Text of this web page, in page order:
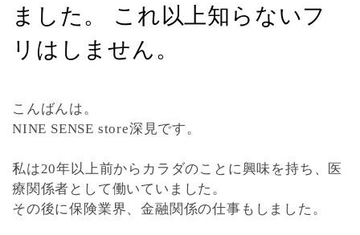
ました。 これ以上知らないフ
リはしません。
こんばんは。
NINE SENSE store深見です。
私は20年以上前からカラダのことに興味を持ち、医
療関係者として働いていました。
その後に保険業界、金融関係の仕事もしました。